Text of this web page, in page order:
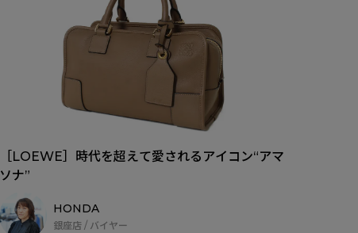
［LOEWE］時代を超えて愛されるアイコン“アマ
ソナ”
HONDA
銀座店 / バイヤー